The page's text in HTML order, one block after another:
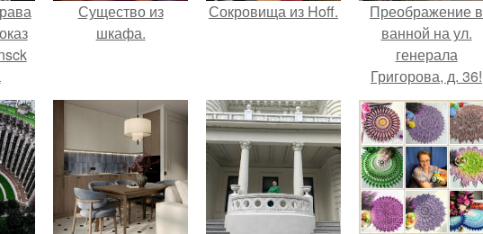
Существо из
шкафа.
Сокровища из Hoff.
Преображение в
ванной на ул.
генерала
Григорова, д. 36!